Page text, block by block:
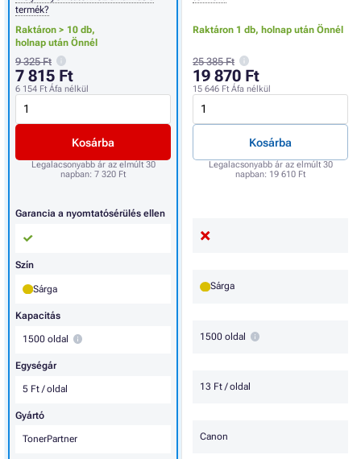
Raktáron 1 db, holnap után Önnél
25 385 Ft
19 870 Ft
15 646 Ft Áfa nélkül
Kosárba
Legalacsonyabb ár az elmúlt 30
napban: 19 610 Ft
Sárga
1500 oldal
13 Ft / oldal
Canon
termék?
Raktáron > 10 db,
holnap után Önnél
9 325 Ft
7 815 Ft
6 154 Ft Áfa nélkül
Kosárba
Legalacsonyabb ár az elmúlt 30
napban: 7 320 Ft
Garancia a nyomtatósérülés ellen
Szín
Sárga
Kapacitás
1500 oldal
Egységár
5 Ft / oldal
Gyártó
TonerPartner